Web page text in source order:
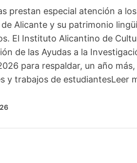
prestan especial atención a
Alicante y su patrimonio
El Instituto Alicantino de
de las Ayudas a la
para respaldar, un año
y trabajos de estudiantesLeer